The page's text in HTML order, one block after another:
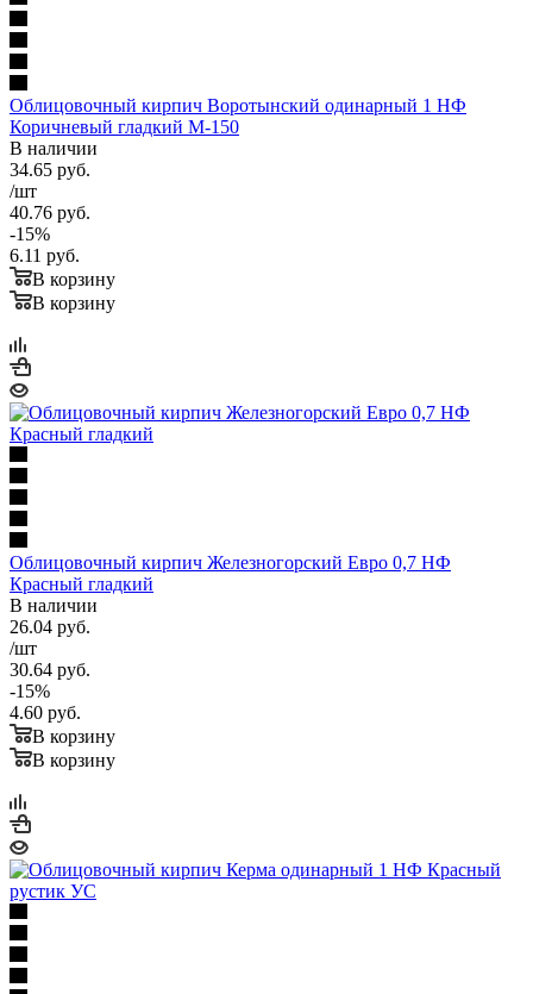
Облицовочный кирпич Воротынский одинарный 1 НФ
Коричневый гладкий М-150
В наличии
34.65 руб.
/шт
40.76 руб.
-15%
6.11 руб.
В корзину
В корзину
Облицовочный кирпич Железногорский Евро 0,7 НФ
Красный гладкий
В наличии
26.04 руб.
/шт
30.64 руб.
-15%
4.60 руб.
В корзину
В корзину